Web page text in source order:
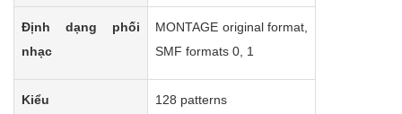
Định dạng phối
nhạc
MONTAGE original format,
SMF formats 0, 1
Kiểu 128 patterns